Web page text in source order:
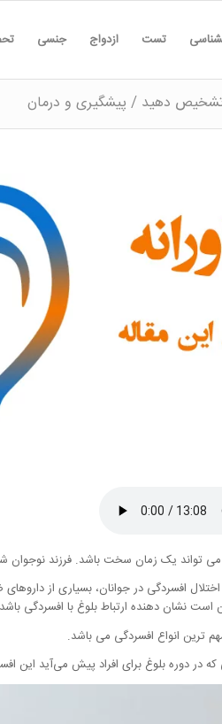
تست ازدواج جنسی
تشخیص دهید / پیشگیری و درمان
می تواند یک زمان سخت باشد. فرزند
اختلال افسردگی در جوانان، بسیاری از
نشان دهنده ارتباط بلوغ با افسردگی
‌ترین انواع افسردگی می باشد.
در دوره بلوغ برای افراد پیش می‌آید این